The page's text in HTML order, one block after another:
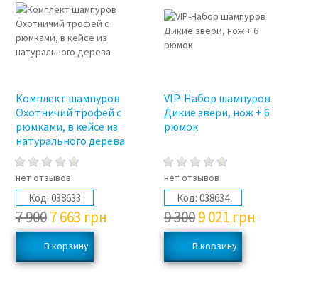
Комплект шампуров
Охотничий трофей с
рюмками, в кейсе из
натурального дерева
нет отзывов
Код: 038633
7 9007 663 грн
VIP-Набор шампуров
Дикие звери, нож + 6
рюмок
нет отзывов
Код: 038634
9 3009 021 грн